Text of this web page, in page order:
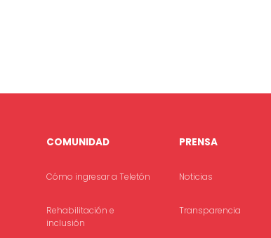
COMUNIDAD
Cómo ingresar a Teletón
Rehabilitación e
inclusión
PRENSA
Noticias
Transparencia